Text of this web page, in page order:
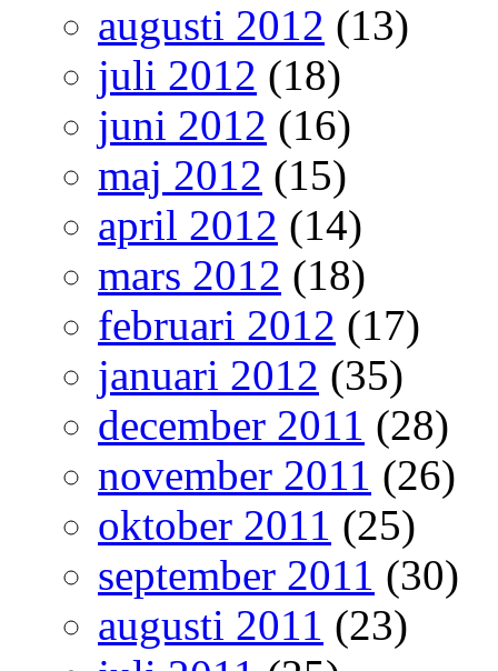
augusti 2012 (13)
juli 2012 (18)
juni 2012 (16)
maj 2012 (15)
april 2012 (14)
mars 2012 (18)
februari 2012 (17)
januari 2012 (35)
december 2011 (28)
november 2011 (26)
oktober 2011 (25)
september 2011 (30)
augusti 2011 (23)